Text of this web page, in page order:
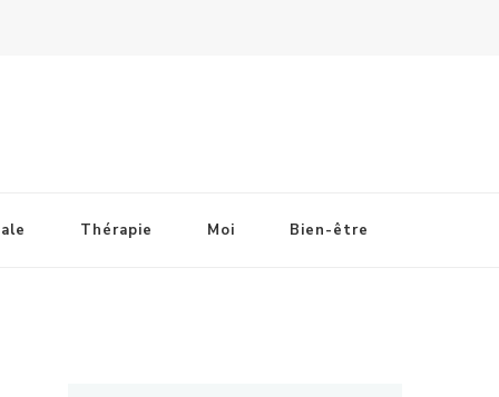
Thérapie Moi Bien-être